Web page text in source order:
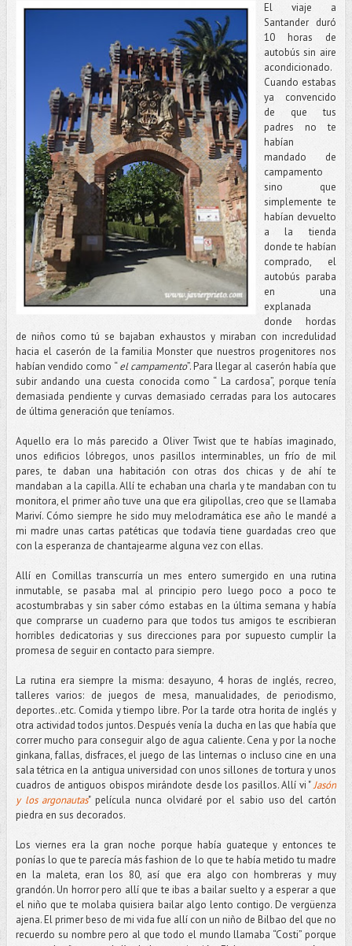
El viaje a
Santander duró
10 horas de
autobús sin aire
acondicionado.
Cuando estabas
ya convencido
de que tus
padres no te
habían
mandado de
campamento
sino que
simplemente te
habían devuelto
a la tienda
donde te habían
comprado, el
autobús paraba
en una
explanada
donde hordas
de niños como tú se bajaban exhaustos y miraban con incredulidad
hacia el caserón de la familia Monster que nuestros progenitores nos
habían vendido como “el campamento”. Para llegar al caserón había que
subir andando una cuesta conocida como “ La cardosa”, porque tenía
demasiada pendiente y curvas demasiado cerradas para los autocares
de última generación que teníamos.
Aquello era lo más parecido a Oliver Twist que te habías imaginado,
unos edificios lóbregos, unos pasillos interminables, un frío de mil
pares, te daban una habitación con otras dos chicas y de ahí te
mandaban a la capilla. Allí te echaban una charla y te mandaban con tu
monitora, el primer año tuve una que era gilipollas, creo que se llamaba
Mariví. Cómo siempre he sido muy melodramática ese año le mandé a
mi madre unas cartas patéticas que todavía tiene guardadas creo que
con la esperanza de chantajearme alguna vez con ellas.
Allí en Comillas transcurría un mes entero sumergido en una rutina
inmutable, se pasaba mal al principio pero luego poco a poco te
acostumbrabas y sin saber cómo estabas en la última semana y había
que comprarse un cuaderno para que todos tus amigos te escribieran
horribles dedicatorias y sus direcciones para por supuesto cumplir la
promesa de seguir en contacto para siempre.
La rutina era siempre la misma: desayuno, 4 horas de inglés, recreo,
talleres varios: de juegos de mesa, manualidades, de periodismo,
deportes..etc. Comida y tiempo libre. Por la tarde otra horita de inglés y
otra actividad todos juntos. Después venía la ducha en las que había que
correr mucho para conseguir algo de agua caliente. Cena y por la noche
ginkana, fallas, disfraces, el juego de las linternas o incluso cine en una
sala tétrica en la antigua universidad con unos sillones de tortura y unos
cuadros de antiguos obispos mirándote desde los pasillos. Allí vi "Jasón
y los argonautas" película nunca olvidaré por el sabio uso del cartón
piedra en sus decorados.
Los viernes era la gran noche porque había guateque y entonces te
ponías lo que te parecía más fashion de lo que te había metido tu madre
en la maleta, eran los 80, así que era algo con hombreras y muy
grandón. Un horror pero allí que te ibas a bailar suelto y a esperar a que
el niño que te molaba quisiera bailar algo lento contigo. De vergüenza
ajena. El primer beso de mi vida fue allí con un niño de Bilbao del que no
recuerdo su nombre pero al que todo el mundo llamaba “Costi” porque